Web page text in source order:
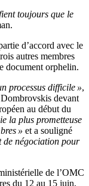
toujours que le
d’accord avec le
autres membres
document orphelin.
processus difficile »,
devant
au début du
la plus prometteuse
» et a souligné
de négociation pour
de l’OMC
du 12 au 15 juin,